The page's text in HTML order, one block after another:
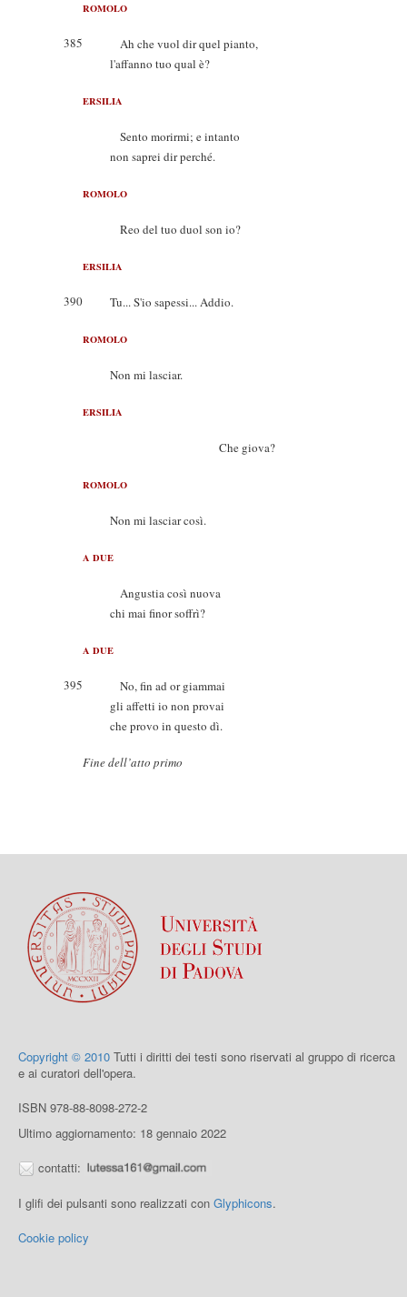
ROMOLO
385
Ah che vuol dir quel pianto,
l'affanno tuo qual è?
ERSILIA
Sento morirmi; e intanto
non saprei dir perché.
ROMOLO
Reo del tuo duol son io?
ERSILIA
390 Tu... S'io sapessi... Addio.
ROMOLO
Non mi lasciar.
ERSILIA
Che giova?
ROMOLO
Non mi lasciar così.
A DUE
Angustia così nuova
chi mai finor soffrì?
A DUE
395
No, fin ad or giammai
gli affetti io non provai
che provo in questo dì.
Fine dell’atto primo
Copyright © 2010 Tutti i diritti dei testi sono riservati al gruppo di ricerca
e ai curatori dell'opera.
ISBN 978-88-8098-272-2
Ultimo aggiornamento: 18 gennaio 2022
contatti:
I glifi dei pulsanti sono realizzati con Glyphicons.
Cookie policy